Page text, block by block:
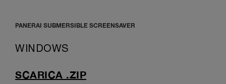
PANERAI SUBMERSIBLE SCREENSAVER
WINDOWS
SCARICA .ZIP